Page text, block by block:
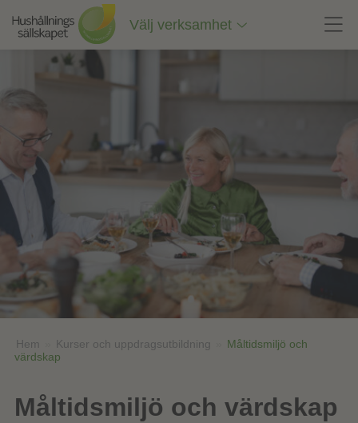
innehåll
Välj verksamhet
Hem Kurser och uppdragsutbildning
Måltidsmiljö och
värdskap
Måltidsmiljö och värdskap